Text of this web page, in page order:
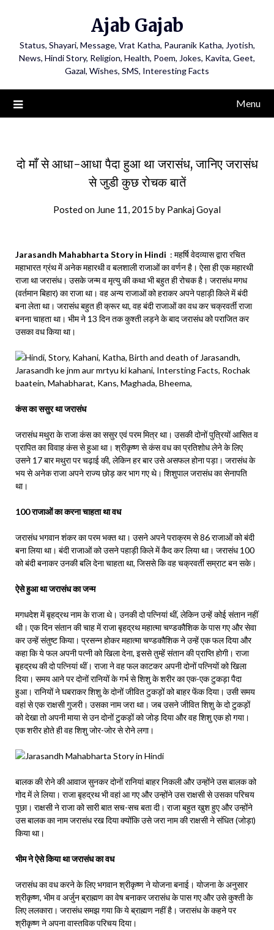
Ajab Gajab
Status, Shayari, Message, Vrat Katha, Pauranik Katha, Jyotish,
News, Hindi Story, Religion, Health, Poem, Jokes, Kavita, Geet,
Gazal, Wishes, SMS, Interesting Facts
Menu
दो माँ से आधा-आधा पैदा हुआ था जरासंध, जानिए जरासंध
से जुडी कुछ रोचक बातें
Posted on June 11, 2015 by Pankaj Goyal
Jarasandh Mahabharta Story in Hindi : महर्षि वेदव्यास द्वारा रचित
महाभारत ग्रंथ में अनेक महारथी व बलशाली राजाओं का वर्णन है। ऐसा ही एक महारथी
राजा था जरासंध। उसके जन्म व मृत्यु की कथा भी बहुत ही रोचक है। जरासंध मगध
(वर्तमान बिहार) का राजा था। वह अन्य राजाओं को हराकर अपने पहाड़ी किले में बंदी
बना लेता था। जरासंध बहुत ही क्रूर था, वह बंदी राजाओं का वध कर चक्रवर्ती राजा
बनना चाहता था। भीम ने 13 दिन तक कुश्ती लड़ने के बाद जरासंध को पराजित कर
उसका वध किया था।
कंस का ससुर था जरासंध
जरासंध मथुरा के राजा कंस का ससुर एवं परम मित्र था। उसकी दोनों पुत्रियों आसित व
प्रापित का विवाह कंस से हुआ था। श्रीकृष्ण से कंस वध का प्रतिशोध लेने के लिए
उसने 17 बार मथुरा पर चढ़ाई की, लेकिन हर बार उसे असफल होना पड़ा। जरासंध के
भय से अनेक राजा अपने राज्य छोड़ कर भाग गए थे। शिशुपाल जरासंध का सेनापति
था।
100 राजाओं का करना चाहता था वध
जरासंध भगवान शंकर का परम भक्त था। उसने अपने पराक्रम से 86 राजाओं को बंदी
बना लिया था। बंदी राजाओं को उसने पहाड़ी किले में कैद कर लिया था। जरासंध 100
को बंदी बनाकर उनकी बलि देना चाहता था, जिससे कि वह चक्रवर्ती सम्राट बन सके।
ऐसे हुआ था जरासंध का जन्म
मगधदेश में बृहद्रथ नाम के राजा थे। उनकी दो पत्नियां थीं, लेकिन उन्हें कोई संतान नहीं
थी। एक दिन संतान की चाह में राजा बृहद्रथ महात्मा चण्डकौशिक के पास गए और सेवा
कर उन्हें संतुष्ट किया। प्रसन्न होकर महात्मा चण्डकौशिक ने उन्हें एक फल दिया और
कहा कि ये फल अपनी पत्नी को खिला देना, इससे तुम्हें संतान की प्राप्ति होगी। राजा
बृहद्रथ की दो पत्नियां थीं। राजा ने वह फल काटकर अपनी दोनों पत्नियों को खिला
दिया। समय आने पर दोनों रानियों के गर्भ से शिशु के शरीर का एक-एक टुकड़ा पैदा
हुआ। रानियों ने घबराकर शिशु के दोनों जीवित टुकड़ों को बाहर फेंक दिया। उसी समय
वहां से एक राक्षसी गुजरी। उसका नाम जरा था। जब उसने जीवित शिशु के दो टुकड़ों
को देखा तो अपनी माया से उन दोनों टुकड़ों को जोड़ दिया और वह शिशु एक हो गया।
एक शरीर होते ही वह शिशु जोर-जोर से रोने लगा।
बालक की रोने की आवाज सुनकर दोनों रानियां बाहर निकली और उन्होंने उस बालक को
गोद में ले लिया। राजा बृहद्रथ भी वहां आ गए और उन्होंने उस राक्षसी से उसका परिचय
पूछा। राक्षसी ने राजा को सारी बात सच-सच बता दी। राजा बहुत खुश हुए और उन्होंने
उस बालक का नाम जरासंध रख दिया क्योंकि उसे जरा नाम की राक्षसी ने संधित (जोड़ा)
किया था।
भीम ने ऐसे किया था जरासंध का वध
जरासंध का वध करने के लिए भगवान श्रीकृष्ण ने योजना बनाई। योजना के अनुसार
श्रीकृष्ण, भीम व अर्जुन ब्राह्मण का वेष बनाकर जरासंध के पास गए और उसे कुश्ती के
लिए ललकारा। जरासंध समझ गया कि ये ब्राह्मण नहीं है। जरासंध के कहने पर
श्रीकृष्ण ने अपना वास्तविक परिचय दिया।